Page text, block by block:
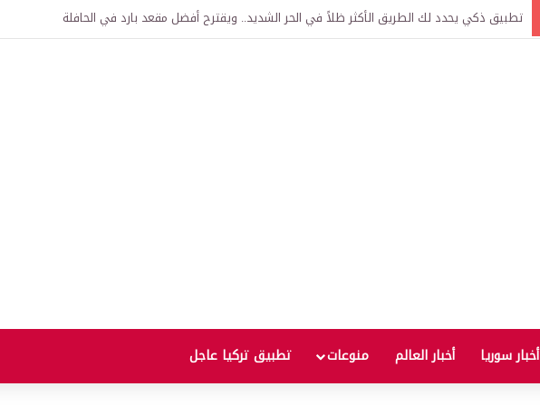
تركيا وسوريا توقعان اتفاقية لإنشاء “الجامعة السورية التركية” في دمشق.. منح دراسية واعتراف بالشهادات
أخبار سوريا أخبار العالم منوعات تطبيق تركيا عاجل